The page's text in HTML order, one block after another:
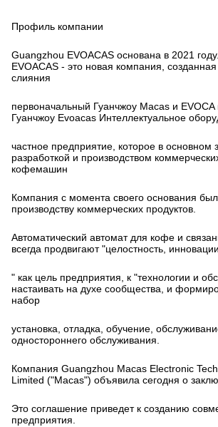
Профиль компании
Guangzhou EVOACAS основана в 2021
EVOACAS - это новая компания, созданная
слияния
первоначальный Гуанчжоу Macas и EVOCA
Гуанчжоу Evoacas Интеллектуальное
частное предприятие, которое в основном
разработкой и производством
кофемашин
Компания с момента своего основания
производству коммерческих продуктов.
Автоматический автомат для кофе и
всегда продвигают "целостность,
" как цель предприятия, к "технологии и
настаивать на духе сообщества, и
набор
установка, отладка, обучение,
одностороннего обслуживания.
Компания Guangzhou Macas Electronic
Limited ("Macas") объявила сегодня о
Это соглашение приведет к созданию
предприятия.